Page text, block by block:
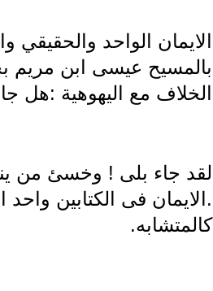
الايمان الواحد
بالمسيح عيسى ابن مريم
الخلاف مع اليهوهية :هل
لقد جاء بلى ! وخسئ من
.الايمان فى الكتابين
كالمتشابه.